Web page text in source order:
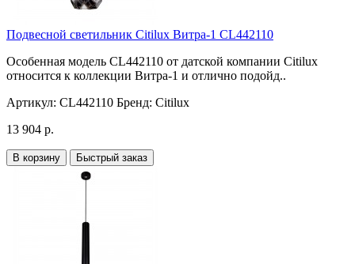
Подвесной светильник Citilux Витра-1 CL442110
Особенная модель CL442110 от датской компании Citilux
относится к коллекции Витра-1 и отлично подойд..
Артикул: CL442110 Бренд: Citilux
13 904 р.
В корзину Быстрый заказ